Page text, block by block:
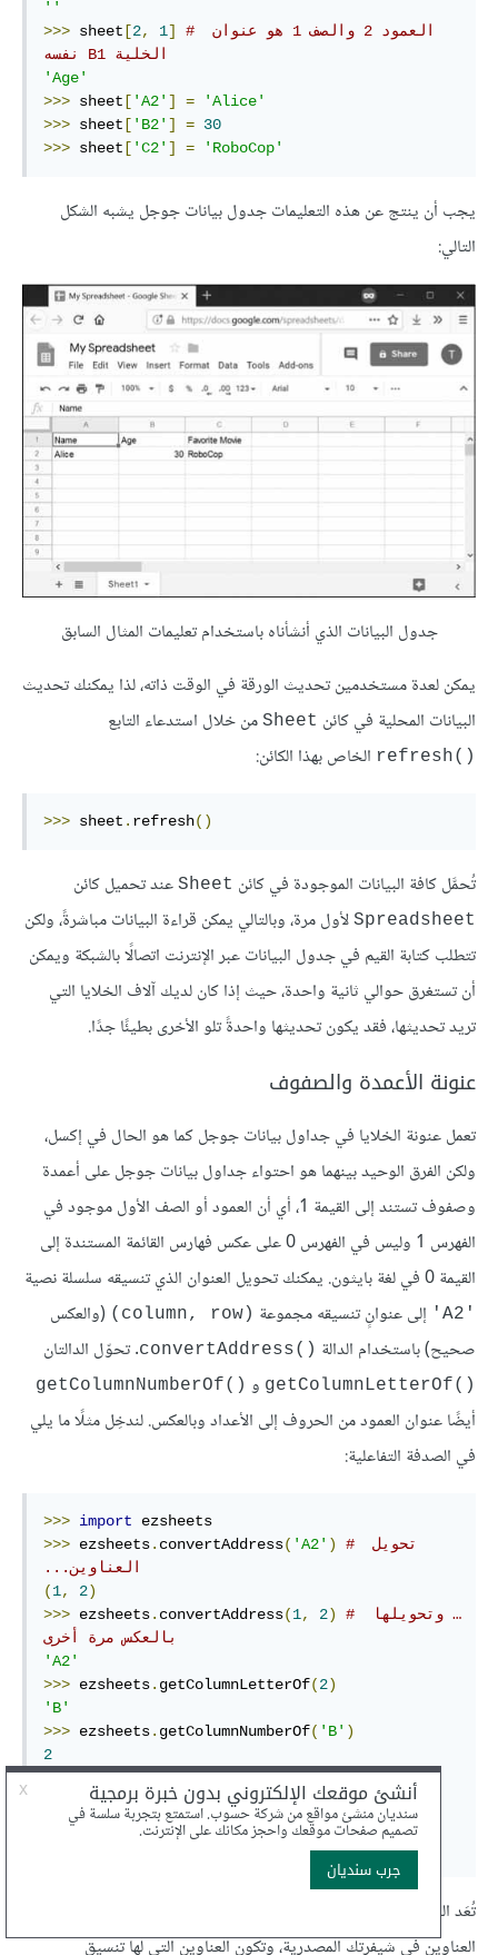
''
>>> sheet [2, 1]
# العمود 2 والصف 1 هو عنوان
الخلية‫ B1 نفسه
'Age'
>>> sheet [ 'A2' ] =
'Alice'
>>> sheet [ 'B2' ] = 30
>>> sheet [ 'C2' ] = 'RoboCop'
يجب أن ينتج عن هذه التعليمات جدول بيانات جوجل يشبه الشكل
التالي:
جدول البيانات الذي أنشأناه باستخدام تعليمات المثال السابق
يمكن لعدة مستخدمين تحديث الورقة في الوقت ذاته، لذا يمكنك تحديث
البيانات المحلية في كائن Sheet من خلال استدعاء التابع
refresh()‎ الخاص بهذا الكائن:
>>> sheet . refresh()
تُحمَّل كافة البيانات الموجودة في كائن Sheet عند تحميل كائن
Spreadsheet لأول مرة، وبالتالي يمكن قراءة البيانات مباشرةً، ولكن
تتطلب كتابة القيم في جدول البيانات عبر الإنترنت اتصالًا بالشبكة ويمكن
أن تستغرق حوالي ثانية واحدة، حيث إذا كان لديك آلاف الخلايا التي
تريد تحديثها، فقد يكون تحديثها واحدةً تلو الأخرى بطيئًا جدًا.
عنونة الأعمدة والصفوف
تعمل عنونة الخلايا في جداول بيانات جوجل كما هو الحال في إكسل،
ولكن الفرق الوحيد بينهما هو احتواء جداول بيانات جوجل على أعمدة
وصفوف تستند إلى القيمة 1، أي أن العمود أو الصف الأول موجود في
الفهرس 1 وليس في الفهرس 0 على عكس فهارس القائمة المستندة إلى
القيمة 0 في لغة بايثون. يمكنك تحويل العنوان الذي تنسيقه سلسلة نصية
'A2' إلى عنوانٍ تنسيقه مجموعة (column, row)
(والعكس
صحيح) باستخدام الدالة convertAddress()‎. تحوّل الدالتان
getColumnLetterOf()‎ و getColumnNumberOf()‎
أيضًا عنوان العمود من الحروف إلى الأعداد وبالعكس. لندخِل مثلًا ما يلي
في الصدفة التفاعلية:
>>> import
>>> ezsheets. convertAddress( 'A2' )
# تحويل
العناوين‫...
(1, 2)
>>> ezsheets. convertAddress(1, 2)
# ‏… وتحويلها
بالعكس مرة أخرى
'A2'
>>> ezsheets. getColumnLetterOf(2)
'B'
>>> ezsheets. getColumnNumberOf( 'B' )
2
>>> ezsheets.getColumnLetterOf(999)
>>> ezsheets.getColumnNumberOf( 'ZZZ')
تُعَد العناوين التي لها تنسيق السلسلة النصية
العناوين في شيفرتك المصدرية، وتكون العناوين التي لها تنسيق